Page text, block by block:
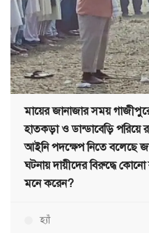
মায়ের জানাজার সময়
হাতকড়া ও ডান্ডাবেড়ি পরিয়ে
আইনি পদক্ষেপ নিতে বলেছে
ঘটনায় দায়ীদের বিরুদ্ধে
মনে করেন?
হ্যাঁ